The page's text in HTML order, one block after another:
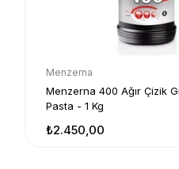
Menzerna
Menzerna 400 Ağır Çizik Giderici Kalın
Pasta - 1 Kg
₺2.450,00